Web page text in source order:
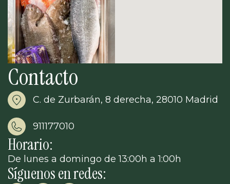
Contacto
C. de Zurbarán, 8 derecha, 28010 Madrid
911177010
Horario:
De lunes a domingo de 13:00h a 1:00h
Síguenos en redes: